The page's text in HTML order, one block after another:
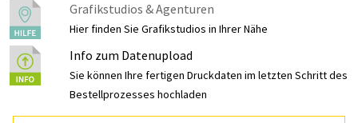
Grafikstudios & Agenturen
Hier finden Sie Grafikstudios in Ihrer Nähe
Info zum Datenupload
Sie können Ihre fertigen Druckdaten im letzten Schritt des
Bestellprozesses hochladen